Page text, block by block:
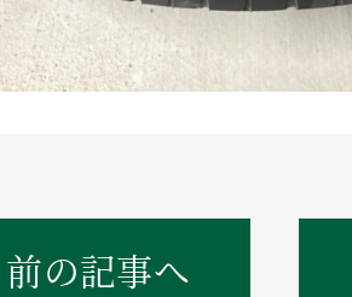
前の記事へ